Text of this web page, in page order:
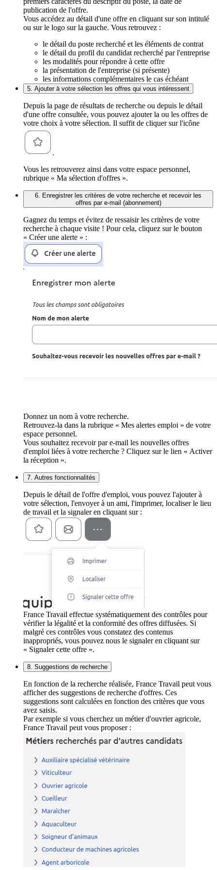
publication de l'offre.
Vous accédez au détail d'une offre en cliquant sur son intitulé
ou sur le logo sur la gauche. Vous retrouvez :
le détail du poste recherché et les éléments de contrat
le détail du profil du candidat recherché par l'entreprise
les modalités pour répondre à cette offre
la présentation de l'entreprise (si présente)
les informations complémentaires le cas échéant
5. Ajouter à votre sélection les offres qui vous intéressent
Depuis la page de résultats de recherche ou depuis le détail
d'une offre consultée, vous pouvez ajouter la ou les offres de
votre choix à votre sélection. Il suffit de cliquer sur l'icône
.
Vous les retrouverez ainsi dans votre espace personnel,
rubrique « Ma sélection d'offres ».
6. Enregistrer les critères de votre recherche et recevoir les
offres par e-mail (abonnement)
Gagnez du temps et évitez de ressaisir les critères de votre
recherche à chaque visite ! Pour cela, cliquez sur le bouton
« Créer une alerte » :
Donnez un nom à votre recherche.
Retrouvez-la dans la rubrique « Mes alertes emploi » de votre
espace personnel.
Vous souhaitez recevoir par e-mail les nouvelles offres
d'emploi liées à votre recherche ? Cliquez sur le lien « Activer
la réception ».
7. Autres fonctionnalités
Depuis le détail de l'offre d'emploi, vous pouvez l'ajouter à
votre sélection, l'envoyer à un ami, l'imprimer, localiser le lieu
de travail et la signaler en cliquant sur :
France Travail effectue systématiquement des contrôles pour
vérifier la légalité et la conformité des offres diffusées. Si
malgré ces contrôles vous constatez des contenus
inappropriés, vous pouvez nous le signaler en cliquant sur
« Signaler cette offre ».
8. Suggestions de recherche
En fonction de la recherche réalisée, France Travail peut vous
afficher des suggestions de recherche d'offres. Ces
suggestions sont calculées en fonction des critères que vous
avez saisis.
Par exemple si vous cherchez un métier d'ouvrier agricole,
France Travail peut vous proposer :